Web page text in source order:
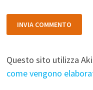
Questo sito utilizza
come vengono